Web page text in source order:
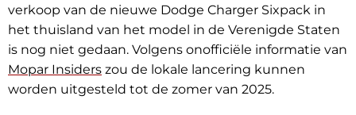
verkoop van de nieuwe Dodge Charger Sixpack in
het thuisland van het model in de Verenigde Staten
is nog niet gedaan. Volgens onofficiële informatie van
Mopar Insiders zou de lokale lancering kunnen
worden uitgesteld tot de zomer van 2025.